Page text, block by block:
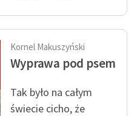
Kornel Makuszyński
Wyprawa pod psem
Tak było na całym
świecie cicho, że